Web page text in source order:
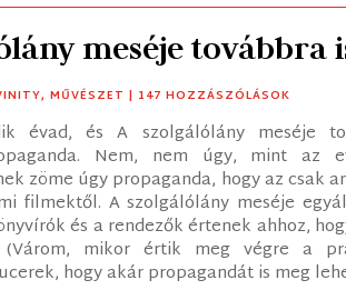
meséje továbbra
,MŰVÉSZET | 147 HOZZÁSZÓLÁSOK
évad, és A szolgálólány meséje
Nem, nem úgy, mint az
zöme úgy propaganda, hogy az csak
filmektől. A szolgálólány meséje
és a rendezők értenek ahhoz,
mikor értik meg végre a
hogy akár propagandát is meg